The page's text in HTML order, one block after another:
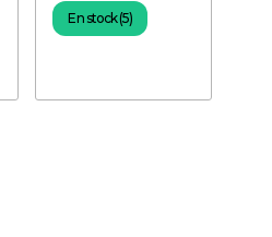
En stock (5)